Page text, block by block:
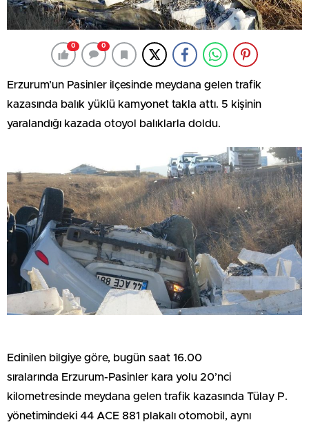
0 0
Erzurum’un Pasinler ilçesinde meydana gelen trafik
kazasında balık yüklü kamyonet takla attı. 5 kişinin
yaralandığı kazada otoyol balıklarla doldu.
Edinilen bilgiye göre, bugün saat 16.00
sıralarında Erzurum-Pasinler kara yolu 20’nci
kilometresinde meydana gelen trafik kazasında Tülay P.
yönetimindeki 44 ACE 881 plakalı otomobil, aynı